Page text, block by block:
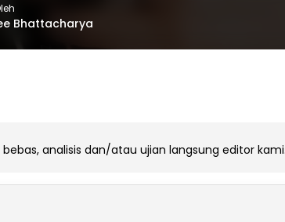
Bhattacharya
analisis dan/atau ujian langsung editor